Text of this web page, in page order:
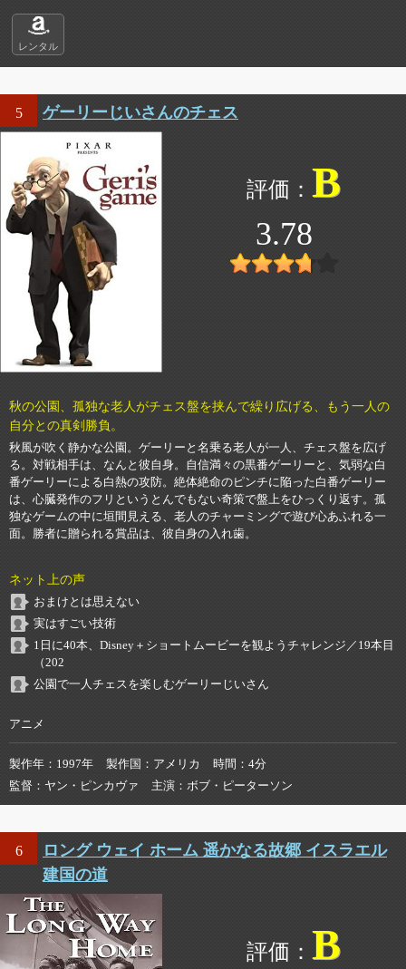
レンタル
5 ゲーリーじいさんのチェス
B
3.78
秋の公園、孤独な老人がチェス盤を挟んで繰り広げる、もう一人の
自分との真剣勝負。
秋風が吹く静かな公園。ゲーリーと名乗る老人が一人、チェス盤を広げ
る。対戦相手は、なんと彼自身。自信満々の黒番ゲーリーと、気弱な白
番ゲーリーによる白熱の攻防。絶体絶命のピンチに陥った白番ゲーリー
は、心臓発作のフリというとんでもない奇策で盤上をひっくり返す。孤
独なゲームの中に垣間見える、老人のチャーミングで遊び心あふれる一
面。勝者に贈られる賞品は、彼自身の入れ歯。
ネット上の声
おまけとは思えない
実はすごい技術
1日に40本、Disney＋ショートムービーを観ようチャレンジ／19本目
（202
公園で一人チェスを楽しむゲーリーじいさん
アニメ
製作年 1997年 製作国 アメリカ 時間
4分
監督
ヤン・ピンカヴァ 主演 ボブ・ピーターソン
6
ロング ウェイ ホーム 遥かなる故郷 イスラエル
建国の道
B